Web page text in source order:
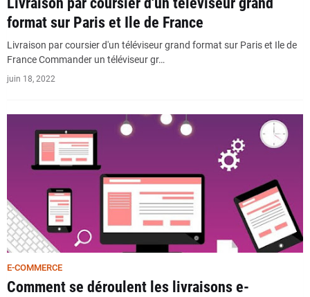
format sur Paris et Ile de France
Livraison par coursier d'un téléviseur grand format sur Paris et Ile de
France Commander un téléviseur gr…
juin 18, 2022
E-COMMERCE
Comment se déroulent les livraisons e-